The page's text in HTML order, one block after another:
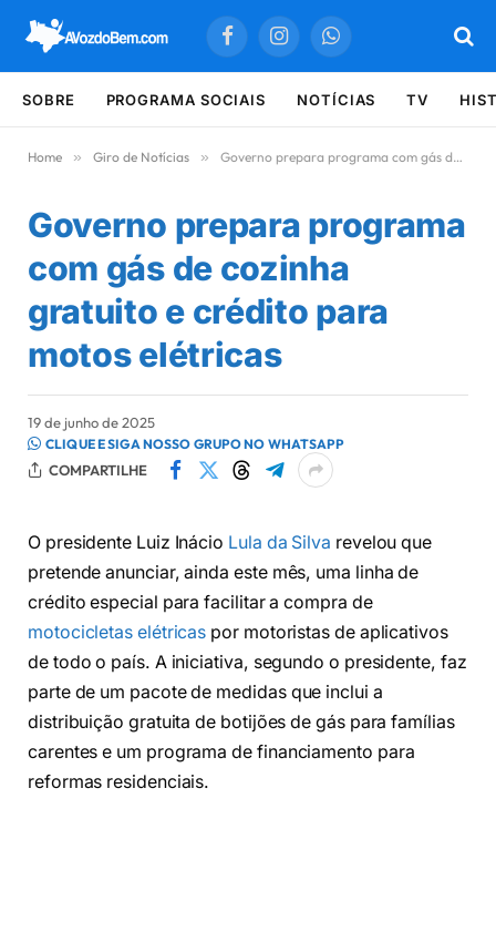
FacebookInstagramWhatsApp
SOBRE PROGRAMA SOCIAIS NOTÍCIAS TV
Home » Giro de Notícias » Governo prepara programa com gás de cozinha gratuito e crédito para motos elétricas
Governo prepara programa
com gás de cozinha
gratuito e crédito para
motos elétricas
19 de junho de 2025
CLIQUE E SIGA NOSSO GRUPO NO WHATSAPP
COMPARTILHE
O presidente Luiz Inácio Lula da Silva revelou que
pretende anunciar, ainda este mês, uma linha de
crédito especial para facilitar a compra de
motocicletas elétricas por motoristas de aplicativos
de todo o país. A iniciativa, segundo o presidente, faz
parte de um pacote de medidas que inclui a
distribuição gratuita de botijões de gás para famílias
carentes e um programa de financiamento para
reformas residenciais.